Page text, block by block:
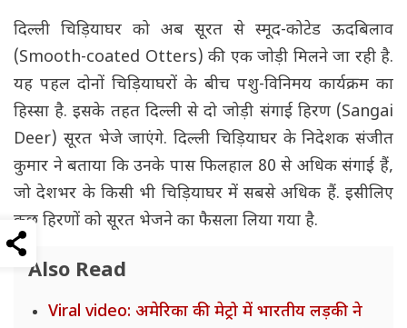
दिल्ली चिड़ियाघर को अब सूरत से स्मूद-कोटेड ऊदबिलाव
(Smooth-coated Otters) की एक जोड़ी मिलने जा रही है.
यह पहल दोनों चिड़ियाघरों के बीच पशु-विनिमय कार्यक्रम का
हिस्सा है. इसके तहत दिल्ली से दो जोड़ी संगाई हिरण (Sangai
Deer) सूरत भेजे जाएंगे. दिल्ली चिड़ियाघर के निदेशक संजीत
कुमार ने बताया कि उनके पास फिलहाल 80 से अधिक संगाई हैं,
जो देशभर के किसी भी चिड़ियाघर में सबसे अधिक हैं. इसीलिए
कुछ हिरणों को सूरत भेजने का फैसला लिया गया है.
Also Read
Viral video: अमेरिका की मेट्रो में भारतीय लड़की ने